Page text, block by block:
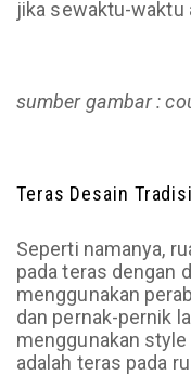
jika sewaktu-waktu
sumber gambar :
Teras Desain
Seperti namanya,
pada teras dengan
menggunakan
dan pernak-pernik
menggunakan
adalah teras pada